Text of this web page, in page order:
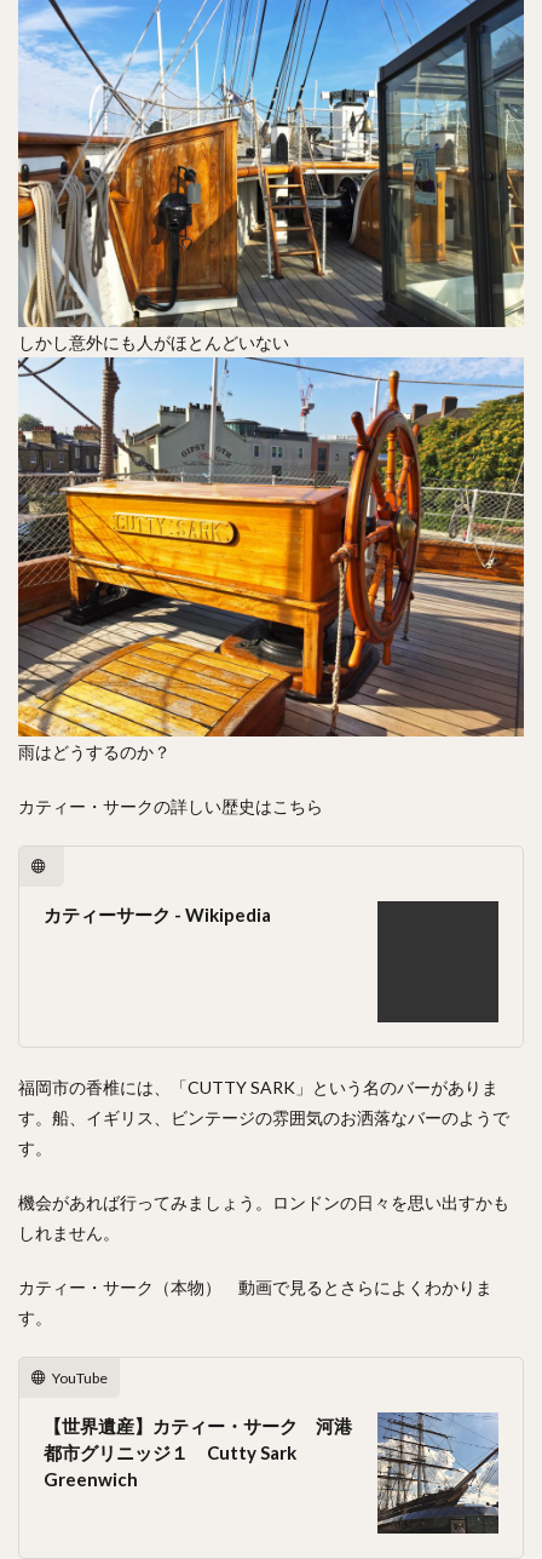
しかし意外にも人がほとんどいない
雨はどうするのか？
カティー・サークの詳しい歴史はこちら
カティーサーク - Wikipedia
福岡市の香椎には、「CUTTY SARK」という名のバーがありま
す。船、イギリス、ビンテージの雰囲気のお洒落なバーのようで
す。
機会があれば行ってみましょう。ロンドンの日々を思い出すかも
しれません。
カティー・サーク（本物） 動画で見るとさらによくわかりま
す。
YouTube
【世界遺産】カティー・サーク 河港
都市グリニッジ１ Cutty Sark
Greenwich